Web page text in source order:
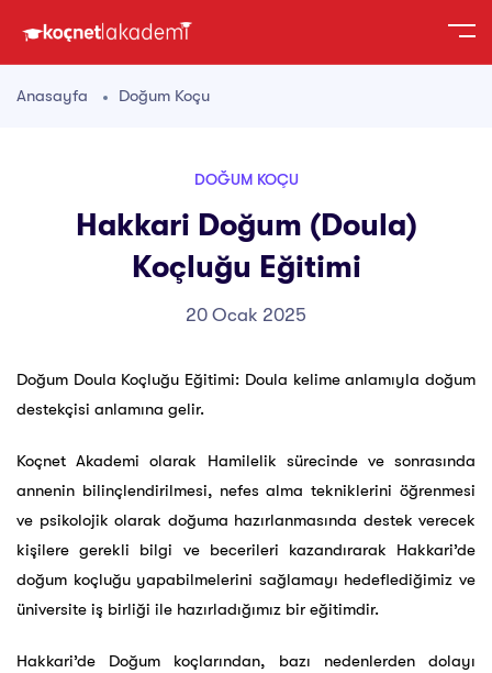
Anasayfa Doğum Koçu
DOĞUM KOÇU
Hakkari Doğum (Doula)
Koçluğu Eğitimi
20 Ocak 2025
Doğum Doula Koçluğu Eğitimi: Doula kelime anlamıyla doğum
destekçisi anlamına gelir.
Koçnet Akademi olarak Hamilelik sürecinde ve sonrasında
annenin bilinçlendirilmesi, nefes alma tekniklerini öğrenmesi
ve psikolojik olarak doğuma hazırlanmasında destek verecek
kişilere gerekli bilgi ve becerileri kazandırarak Hakkari’de
doğum koçluğu yapabilmelerini sağlamayı hedeflediğimiz ve
üniversite iş birliği ile hazırladığımız bir eğitimdir.
Hakkari’de Doğum koçlarından, bazı nedenlerden dolayı